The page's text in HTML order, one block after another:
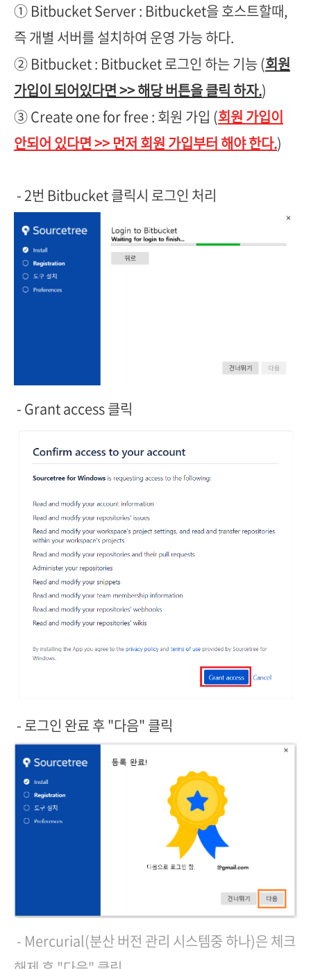
① Bitbucket Server : Bitbucket을 호스트할때,
즉 개별 서버를 설치하여 운영 가능 하다.
② Bitbucket : Bitbucket 로그인 하는 기능 (회원
가입이 되어있다면 >> 해당 버튼을 클릭 하자.)
③ Create one for free : 회원 가입 (회원 가입이
안되어 있다면 >> 먼저 회원 가입부터 해야 한다.)
- 2번 Bitbucket 클릭시 로그인 처리
- Grant access 클릭
- 로그인 완료 후 "다음" 클릭
- Mercurial(분산 버전 관리 시스템중 하나)은 체크